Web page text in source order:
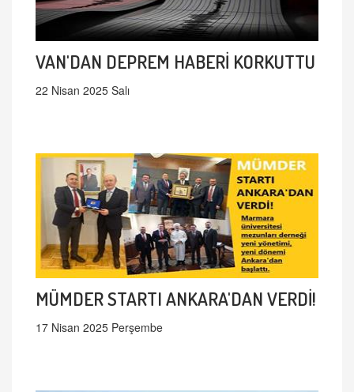
VAN'DAN DEPREM HABERİ KORKUTTU
22 Nisan 2025 Salı
MÜMDER STARTI ANKARA'DAN VERDİ!
17 Nisan 2025 Perşembe